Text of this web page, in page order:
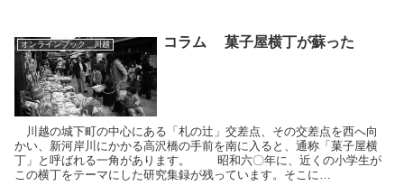
オンラインブック＿川越 コラム 菓子屋横丁が蘇った
川越の城下町の中心にある「札の辻」交差点、その交差点を西へ向
かい、新河岸川にかかる高沢橋の手前を南に入ると、通称「菓子屋横
丁」と呼ばれる一角があります。 昭和六〇年に、近くの小学生が
この横丁をテーマにした研究集録が残っています。そこに…